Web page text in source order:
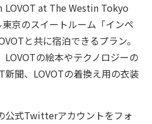
at The Westin Tokyo
京のスイートルーム「インペ
と共に宿泊できるプラン。
LOVOTの絵本やテクノロジーの
新聞、LOVOTの着換え用の衣装
公式Twitterアカウントをフォ